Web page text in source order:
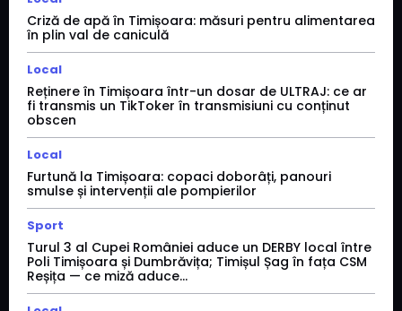
Criză de apă în Timișoara: măsuri pentru alimentarea
în plin val de caniculă
Local
Reținere în Timișoara într-un dosar de ULTRAJ: ce ar
fi transmis un TikToker în transmisiuni cu conținut
obscen
Local
Furtună la Timișoara: copaci doborâți, panouri
smulse și intervenții ale pompierilor
Sport
Turul 3 al Cupei României aduce un DERBY local între
Poli Timișoara și Dumbrăvița; Timișul Șag în fața CSM
Reșița — ce miză aduce...